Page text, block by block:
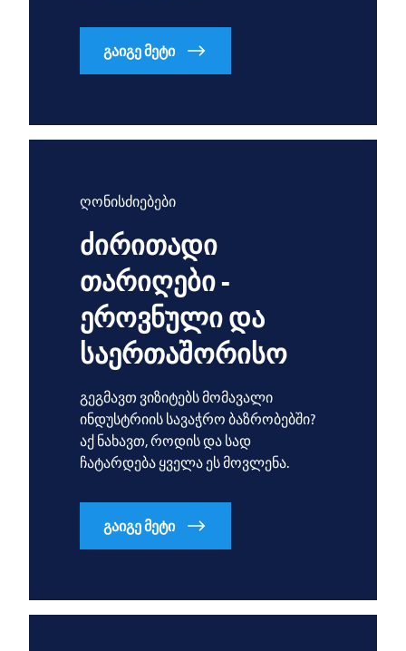
გაიგე მეტი
ღონისძიებები
ძირითადი
თარიღები -
ეროვნული და
საერთაშორისო
გეგმავთ ვიზიტებს მომავალი
ინდუსტრიის სავაჭრო ბაზრობებში?
აქ ნახავთ, როდის და სად
ჩატარდება ყველა ეს მოვლენა.
გაიგე მეტი